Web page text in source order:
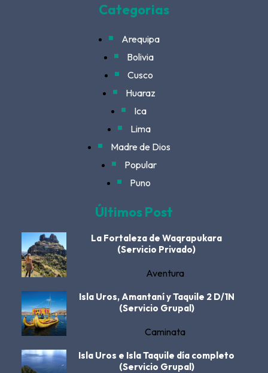
Categorias
Arequipa
Bolivia
Cusco
Huaraz
Ica
Lima
Madre de Dios
Popular
Puno
Últimos Post
La Fortaleza de Waqrapukara
(Servicio Privado)
Aventura
Isla Uros, Amantaní y Taquile 2 D/1N
(Servicio Grupal)
Caminata
Isla Uros e Isla Taquile día completo
(Servicio Grupal)